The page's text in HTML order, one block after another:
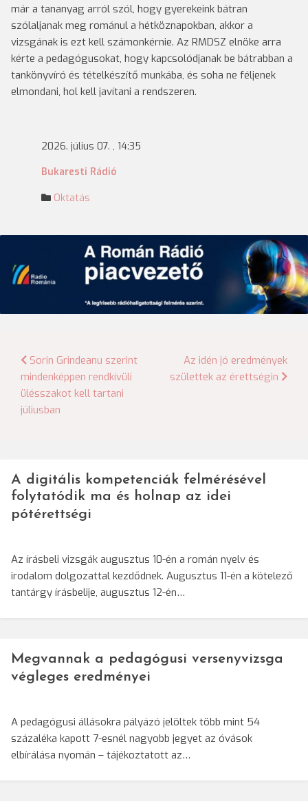
már a tananyag arról szól, hogy gyerekeink bátran
szólaljanak meg románul a hétköznapokban, akkor a
vizsgának is ezt kell számonkérnie. Az RMDSZ elnöke arra
kérte a pedagógusokat, hogy kapcsolódjanak be bátrabban a
tankönyvíró és tételkészítő munkába, és soha ne féljenek
elmondani, hol kell javítani a rendszeren.
2026. július 07. , 14:35
Bukaresti Rádió
Oktatás
Bejegyzés
navigáció
Sorin Grindeanu szerint
mindenképpen rendkívüli
ülésszakot kell tartani
júliusban
Az idén jó eredmények
születtek az érettségin
A digitális kompetenciák felmérésével
folytatódik ma és holnap az idei
pótérettségi
Az írásbeli vizsgák augusztus 10-én a román nyelv és
irodalom dolgozattal kezdődnek. Augusztus 11-én a kötelező
tantárgy írásbelije, augusztus 12-én…
Megvannak a pedagógusi versenyvizsga
végleges eredményei
A pedagógusi állásokra pályázó jelöltek több mint 54
százaléka kapott 7-esnél nagyobb jegyet az óvások
elbírálása nyomán – tájékoztatott az…